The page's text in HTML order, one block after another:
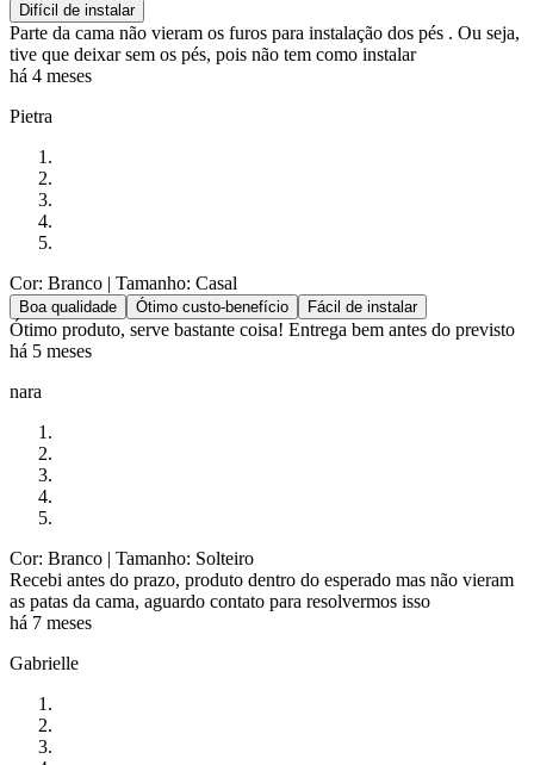
Difícil de instalar
Parte da cama não vieram os furos para instalação dos pés . Ou seja,
tive que deixar sem os pés, pois não tem como instalar
há 4 meses
Pietra
Cor: Branco | Tamanho: Casal
Boa qualidade Ótimo custo-benefício Fácil de instalar
Ótimo produto, serve bastante coisa! Entrega bem antes do previsto
há 5 meses
nara
Cor: Branco | Tamanho: Solteiro
Recebi antes do prazo, produto dentro do esperado mas não vieram
as patas da cama, aguardo contato para resolvermos isso
há 7 meses
Gabrielle